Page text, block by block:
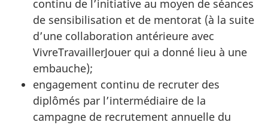
continu de l’initiative au moyen de séances
de sensibilisation et de mentorat (à la suite
d’une collaboration antérieure avec
VivreTravaillerJouer qui a donné lieu à une
embauche);
engagement continu de recruter des
diplômés par l’intermédiaire de la
campagne de recrutement annuelle du